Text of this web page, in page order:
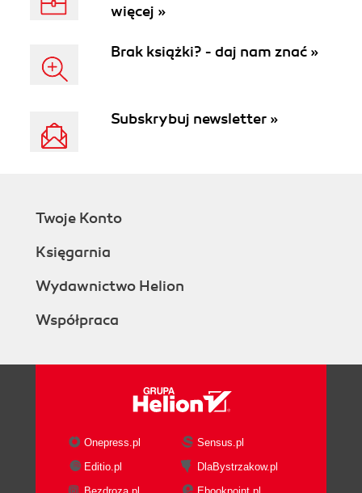
więcej »
Brak książki? - daj nam znać »
Subskrybuj newsletter »
Twoje Konto
Księgarnia
Wydawnictwo Helion
Współpraca
Onepress.pl
Sensus.pl
Editio.pl
DlaBystrzakow.pl